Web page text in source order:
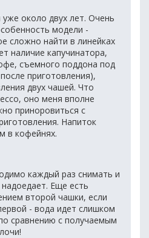
около двух лет. Очень
модели -
сложно найти в линейках
наличие капучинатора,
съемного поддона под
приготовления),
двух чашей. Что
оно меня вполне
приноровиться с
Напиток
в кофейнях.
каждый раз снимать и
Еще есть
второй чашки, если
- вода идет слишком
сравнению с получаемым